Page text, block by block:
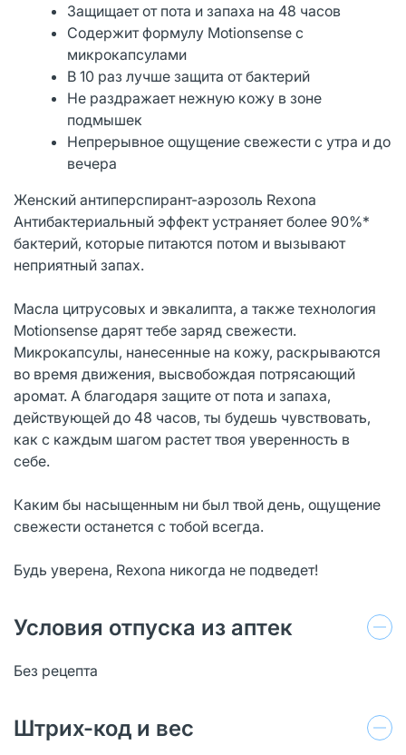
Защищает от пота и запаха на 48 часов
Содержит формулу Motionsense с
микрокапсулами
В 10 раз лучше защита от бактерий
Не раздражает нежную кожу в зоне
подмышек
Непрерывное ощущение свежести с утра и до
вечера
Женский антиперспирант-аэрозоль Rexona
Антибактериальный эффект устраняет более 90%*
бактерий, которые питаются потом и вызывают
неприятный запах.
Масла цитрусовых и эвкалипта, а также технология
Motionsense дарят тебе заряд свежести.
Микрокапсулы, нанесенные на кожу, раскрываются
во время движения, высвобождая потрясающий
аромат. А благодаря защите от пота и запаха,
действующей до 48 часов, ты будешь чувствовать,
как с каждым шагом растет твоя уверенность в
себе.
Каким бы насыщенным ни был твой день, ощущение
свежести останется с тобой всегда.
Будь уверена, Rexona никогда не подведет!
Условия отпуска из аптек
Без рецепта
Штрих-код и вес